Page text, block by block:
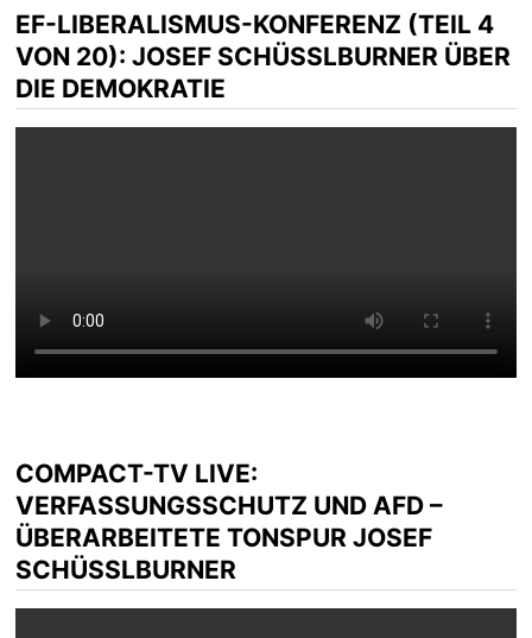
EF-LIBERALISMUS-KONFERENZ (TEIL 4
VON 20): JOSEF SCHÜSSLBURNER ÜBER D
IE DEMOKRATIE
COMPACT-TV LIVE:
VERFASSUNGSSCHUTZ UND AFD –
ÜBERARBEITETE TONSPUR JOSEF
SCHÜSSLBURNER